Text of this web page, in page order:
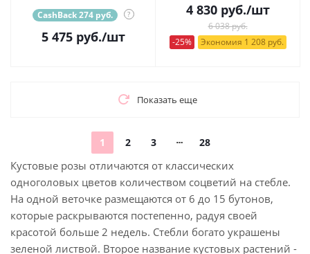
CashBack 274 руб. ?
5 475руб./шт
4 830руб./шт
6 038 руб.
-25%
Экономия 1 208 руб.
Показать еще
1 2 3 28
Кустовые розы отличаются от классических
одноголовых цветов количеством соцветий на стебле.
На одной веточке размещаются от 6 до 15 бутонов,
которые раскрываются постепенно, радуя своей
красотой больше 2 недель. Стебли богато украшены
зеленой листвой. Второе название кустовых растений -